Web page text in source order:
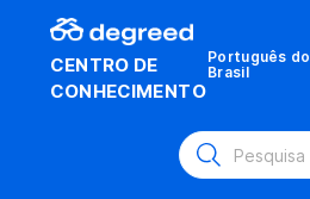
CENTRO DE
CONHECIMENTO
Português do
Brasil